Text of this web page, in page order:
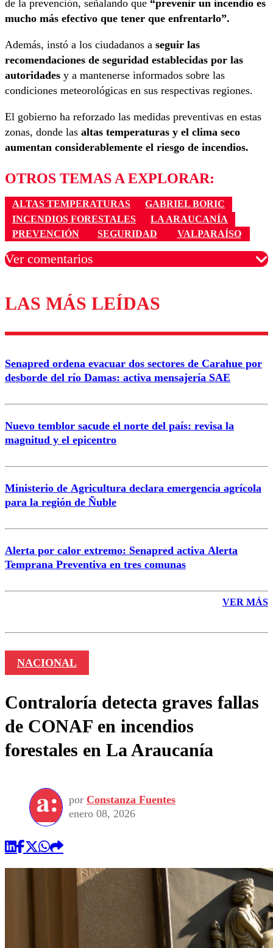
de la prevención, señalando que “prevenir un incendio es
mucho más efectivo que tener que enfrentarlo”.
Además, instó a los ciudadanos a seguir las
recomendaciones de seguridad establecidas por las
autoridades y a mantenerse informados sobre las
condiciones meteorológicas en sus respectivas regiones.
El gobierno ha reforzado las medidas preventivas en estas
zonas, donde las altas temperaturas y el clima seco
aumentan considerablemente el riesgo de incendios.
OTROS TEMAS A EXPLORAR:
ALTAS TEMPERATURAS
GABRIEL BORIC
INCENDIOS FORESTALES
LA ARAUCANÍA
PREVENCIÓN
SEGURIDAD VALPARAÍSO
Ver comentarios
Los comentarios son moderados para garantizar un
diálogo respetuoso.
Correo
LAS MÁS LEÍDAS
Senapred ordena evacuar dos sectores de Carahue por
desborde del río Damas: activa mensajería SAE
Nuevo temblor sacude el norte del país: revisa la
magnitud y el epicentro
Ministerio de Agricultura declara emergencia agrícola
para la región de Ñuble
Alerta por calor extremo: Senapred activa Alerta
Temprana Preventiva en tres comunas
VER MÁS
NACIONAL
Contraloría detecta graves fallas
de CONAF en incendios
forestales en La Araucanía
por Constanza Fuentes
enero 08, 2026